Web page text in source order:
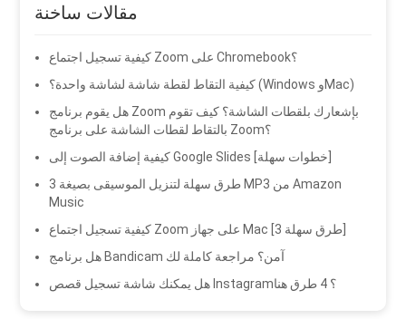
مقالات ساخنة
كيفية تسجيل اجتماع Zoom على Chromebook؟
كيفية التقاط لقطة شاشة لشاشة واحدة؟ (Windows وMac)
هل يقوم برنامج Zoom بإشعارك بلقطات الشاشة؟ كيف تقوم
بالتقاط لقطات الشاشة على برنامج Zoom؟
3 طرق سهلة لتنزيل الموسيقى بصيغة MP3 من Amazon
Music
هل برنامج Bandicam آمن؟ مراجعة كاملة لك
هل يمكنك شاشة تسجيل قصص Instagram؟ 4 طرق هنا